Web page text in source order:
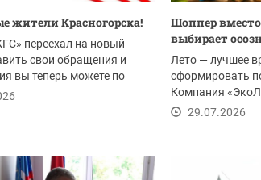
жители Красногорска!
переехал на новый
свои обращения и
вы теперь можете по
Шоппер вместо
выбирает
Лето — лучшее
сформировать
Компания
жителей
29.07.2026